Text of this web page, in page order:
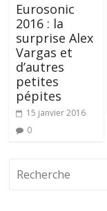
Eurosonic
2016 : la
surprise Alex
Vargas et
d’autres
petites
pépites
15 janvier 2016
0